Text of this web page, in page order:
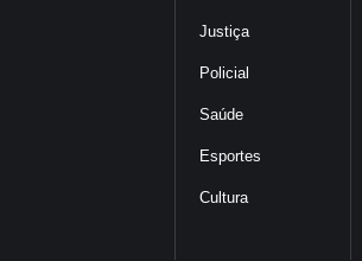
Justiça
Policial
Saúde
Esportes
Cultura